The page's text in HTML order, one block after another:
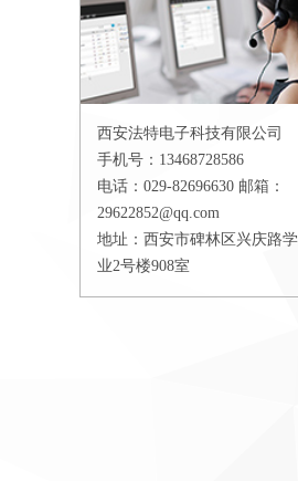
西安法特电子科技有限公司
手机号：13468728586
电话：029-82696630 邮箱：
29622852@qq.com
地址：西安市碑林区兴庆路
业2号楼908室